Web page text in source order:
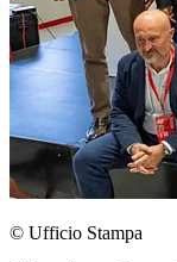
© Ufficio Stampa